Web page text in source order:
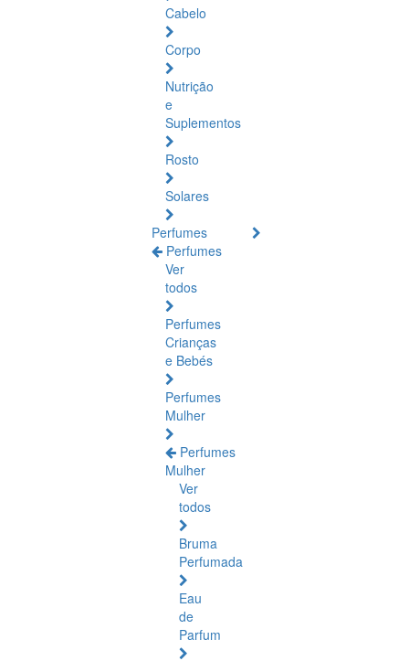
Cabelo
Corpo
Nutrição
e
Suplementos
Rosto
Solares
Perfumes
Perfumes
Ver
todos
Perfumes
Crianças
e Bebés
Perfumes
Mulher
Perfumes
Mulher
Ver
todos
Bruma
Perfumada
Eau
de
Parfum